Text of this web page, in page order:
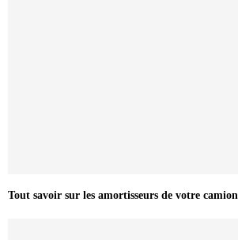
Tout savoir sur les amortisseurs de votre camion